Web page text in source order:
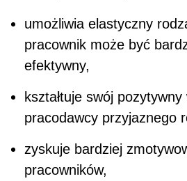
umożliwia elastyczny
pracownik może być
efektywny,
kształtuje swój
pracodawcy przyjaznego
zyskuje bardziej
pracowników,